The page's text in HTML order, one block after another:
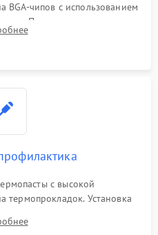
чипов с использованием
Прошивка микросхемы
портов USB
с высокой
термопрокладок. Установка
Предварительная